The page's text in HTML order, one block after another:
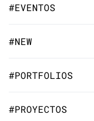
#EVENTOS
#NEW
#PORTFOLIOS
#PROYECTOS